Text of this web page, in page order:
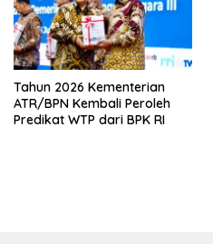
Tahun 2026 Kementerian
ATR/BPN Kembali Peroleh
Predikat WTP dari BPK RI